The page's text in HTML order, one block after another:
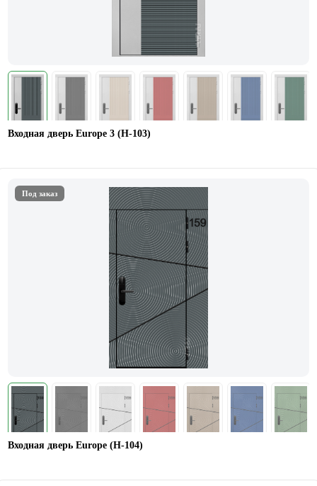
Входная дверь Europe 3 (H-103)
Под заказ
Входная дверь Europe (Н-104)